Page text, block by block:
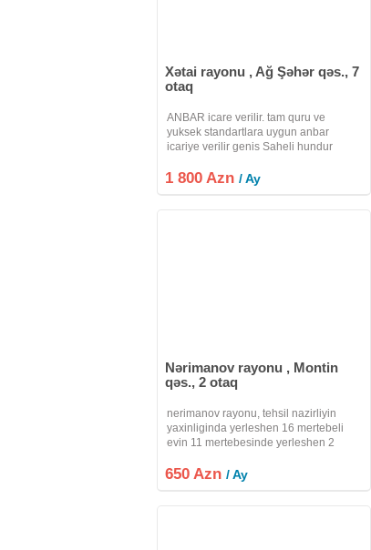
Xətai rayonu , Ağ Şəhər qəs., 7
otaq
ANBAR icare verilir. tam quru ve
yuksek standartlara uygun anbar
icariye verilir genis Saheli hundur
saxlanilmasi ucun idyal seraite
malikdir yaxsi havalandirma sistemi
1 800 Azn/ Ay
Nərimanov rayonu , Montin
qəs., 2 otaq
nerimanov rayonu, tehsil nazirliyin
yaxinliginda yerleshen 16 mertebeli
evin 11 mertebesinde yerleshen 2
mebeli ve qonaq otaginda divan kreslo
var. evde yashamaq isteyen ozuyle
650 Azn/ Ay